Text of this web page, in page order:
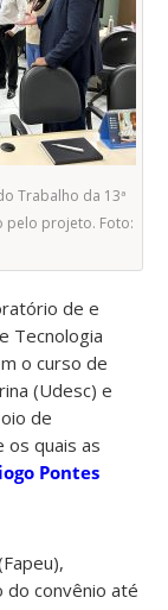
Trabalho da 13ª
pelo projeto. Foto:
de e
Tecnologia
o curso de
(Udesc) e
de
os quais as
Pontes
do convênio até